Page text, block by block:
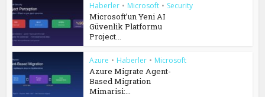
Haberler • Microsoft • Security
Microsoft’un Yeni AI
Güvenlik Platformu
Project...
Azure • Haberler • Microsoft
Azure Migrate Agent-
Based Migration
Mimarisi:...